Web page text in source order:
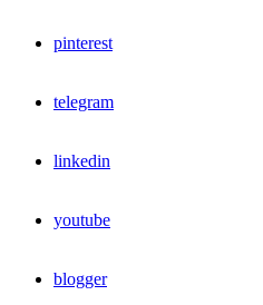
pinterest
telegram
linkedin
youtube
blogger